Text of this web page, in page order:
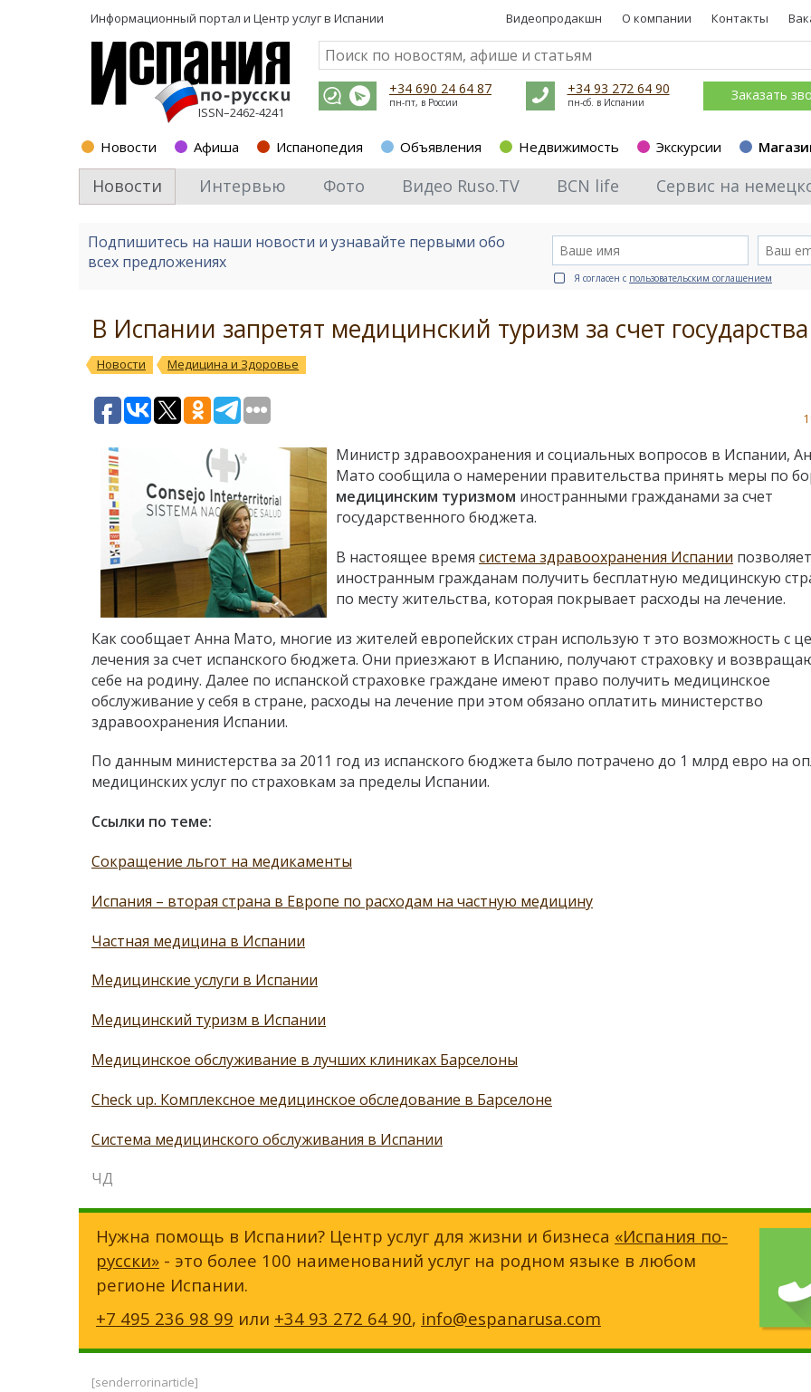
Информационный портал и Центр услуг в Испании Видеопродакшн О компании Контакты
ISSN–2462-4241
+34 690 24 64 87
пн-пт, в России
+34 93 272 64 90
пн-сб. в Испании Заказать
Новости Афиша Испанопедия Объявления Недвижимость Экскурсии
Новости Интервью Фото Видео Ruso.TV BCN life Сервис на
Подпишитесь на наши новости и узнавайте первыми обо
всех предложениях
Я согласен с пользовательским соглашением
В Испании запретят медицинский туризм за счет государства
Новости Медицина и Здоровье
Министр здравоохранения и социальных вопросов в Испании,
Мато сообщила о намерении правительства принять меры по
медицинским туризмом иностранными гражданами за счет
государственного бюджета.
В настоящее время система здравоохранения Испании позволяет
иностранным гражданам получить бесплатную медицинскую
по месту жительства, которая покрывает расходы на лечение.
Как сообщает Анна Мато, многие из жителей европейских стран использую т это возможность с
лечения за счет испанского бюджета. Они приезжают в Испанию, получают страховку и
себе на родину. Далее по испанской страховке граждане имеют право получить медицинское
обслуживание у себя в стране, расходы на лечение при этом обязано оплатить министерство
здравоохранения Испании.
По данным министерства за 2011 год из испанского бюджета было потрачено до 1 млрд евро на
медицинских услуг по страховкам за пределы Испании.
Ссылки по теме:
Сокращение льгот на медикаменты
Испания – вторая страна в Европе по расходам на частную медицину
Частная медицина в Испании
Медицинские услуги в Испании
Медицинский туризм в Испании
Медицинское обслуживание в лучших клиниках Барселоны
Check up. Комплексное медицинское обследование в Барселоне
Система медицинского обслуживания в Испании
ЧД
Нужна помощь в Испании? Центр услуг для жизни и бизнеса «Испания по-
русски» - это более 100 наименований услуг на родном языке в любом
регионе Испании.
+7 495 236 98 99 или +34 93 272 64 90, info@espanarusa.com
[senderrorinarticle]